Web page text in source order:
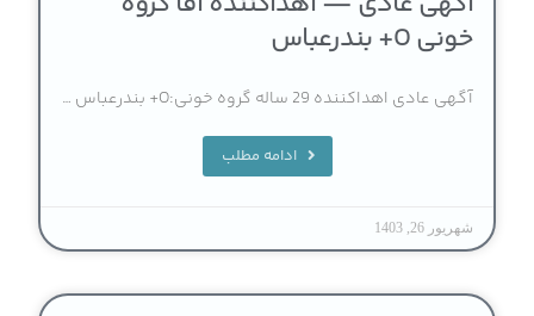
خونی O+ بندرعباس
آگهی عادی اهداکننده 29 ساله گروه خونی:O+ بندرعباس …
ادامه مطلب
شهریور 26, 1403